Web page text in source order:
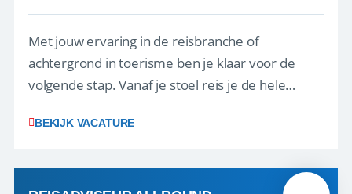
Met jouw ervaring in de reisbranche of
achtergrond in toerisme ben je klaar voor de
volgende stap. Vanaf je stoel reis je de hele
wensen van je team, je klant en wat er in de
klanten te overtuigen om die droomreis te
BEKIJK VACATURE